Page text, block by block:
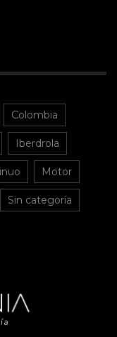
Colombia
Iberdrola
Motor
Sin categoría